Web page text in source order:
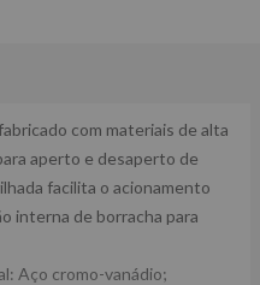
com materiais de alta
aperto e desaperto de
facilita o acionamento
interna de borracha para
Aço cromo-vanádio;